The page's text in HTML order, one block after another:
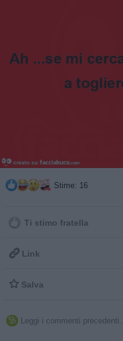
Stime: 16
Ti stimo fratella
 Link
 Salva
 Leggi i commenti precedenti...